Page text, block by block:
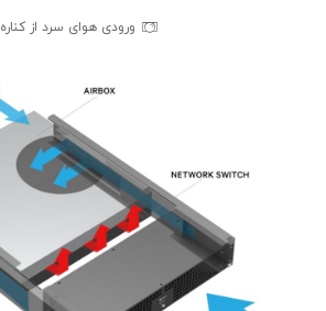
ورودی هوای سرد از کناره